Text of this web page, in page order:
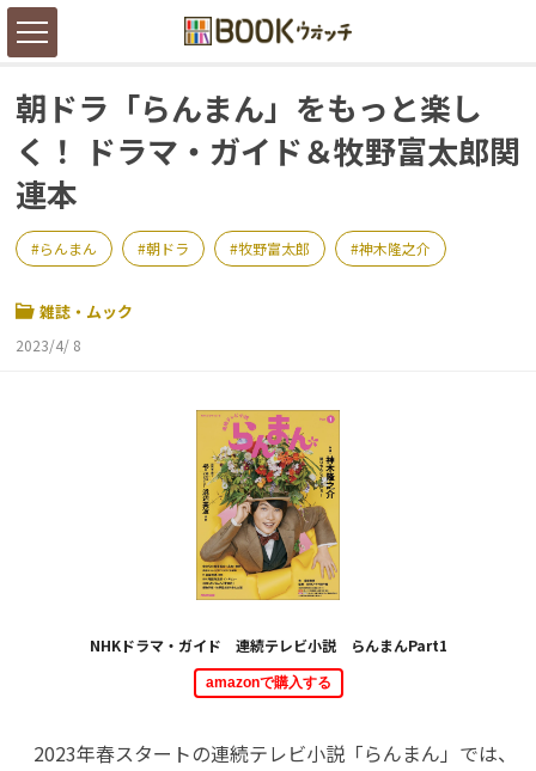
朝ドラ「らんまん」をもっと楽し
く！ ドラマ・ガイド＆牧野富太郎関
連本
らんまん 朝ドラ 牧野富太郎 神木隆之介
雑誌・ムック
2023/4/ 8
NHKドラマ・ガイド 連続テレビ小説 らんまんPart1
amazonで購入する
2023年春スタートの連続テレビ小説「らんまん」では、